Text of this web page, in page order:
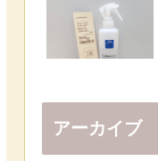
アーカイブ